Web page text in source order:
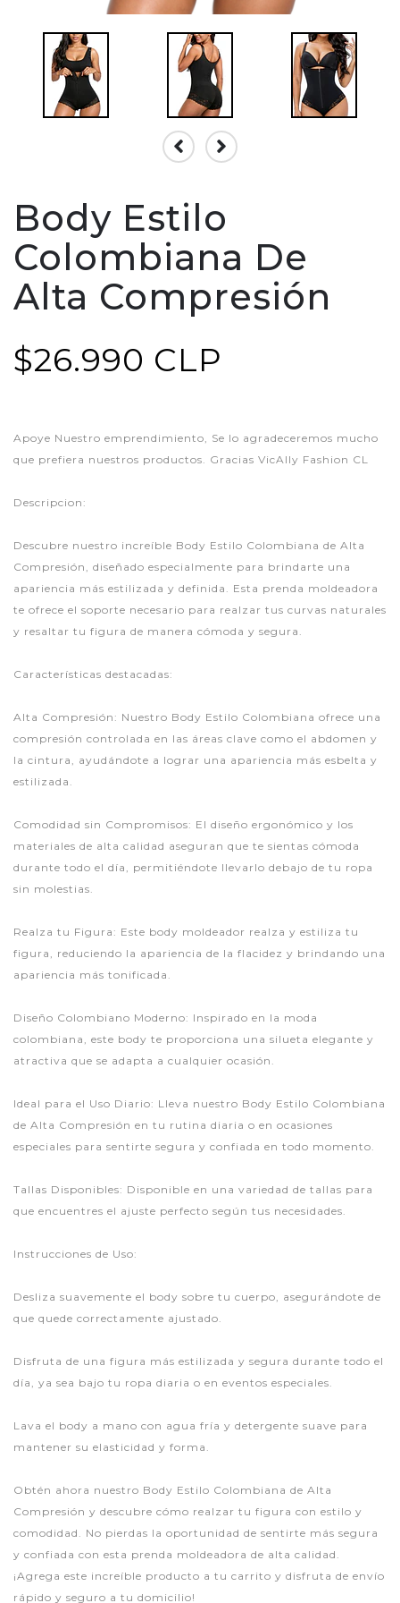
Body Estilo
Colombiana De
Alta Compresión
$26.990 CLP
Apoye Nuestro emprendimiento, Se lo agradeceremos mucho
que prefiera nuestros productos. Gracias VicAlly Fashion CL
Descripcion:
Descubre nuestro increíble Body Estilo Colombiana de Alta
Compresión, diseñado especialmente para brindarte una
apariencia más estilizada y definida. Esta prenda moldeadora
te ofrece el soporte necesario para realzar tus curvas naturales
y resaltar tu figura de manera cómoda y segura.
Características destacadas:
Alta Compresión: Nuestro Body Estilo Colombiana ofrece una
compresión controlada en las áreas clave como el abdomen y
la cintura, ayudándote a lograr una apariencia más esbelta y
estilizada.
Comodidad sin Compromisos: El diseño ergonómico y los
materiales de alta calidad aseguran que te sientas cómoda
durante todo el día, permitiéndote llevarlo debajo de tu ropa
sin molestias.
Realza tu Figura: Este body moldeador realza y estiliza tu
figura, reduciendo la apariencia de la flacidez y brindando una
apariencia más tonificada.
Diseño Colombiano Moderno: Inspirado en la moda
colombiana, este body te proporciona una silueta elegante y
atractiva que se adapta a cualquier ocasión.
Ideal para el Uso Diario: Lleva nuestro Body Estilo Colombiana
de Alta Compresión en tu rutina diaria o en ocasiones
especiales para sentirte segura y confiada en todo momento.
Tallas Disponibles: Disponible en una variedad de tallas para
que encuentres el ajuste perfecto según tus necesidades.
Instrucciones de Uso:
Desliza suavemente el body sobre tu cuerpo, asegurándote de
que quede correctamente ajustado.
Disfruta de una figura más estilizada y segura durante todo el
día, ya sea bajo tu ropa diaria o en eventos especiales.
Lava el body a mano con agua fría y detergente suave para
mantener su elasticidad y forma.
Obtén ahora nuestro Body Estilo Colombiana de Alta
Compresión y descubre cómo realzar tu figura con estilo y
comodidad. No pierdas la oportunidad de sentirte más segura
y confiada con esta prenda moldeadora de alta calidad.
¡Agrega este increíble producto a tu carrito y disfruta de envío
rápido y seguro a tu domicilio!